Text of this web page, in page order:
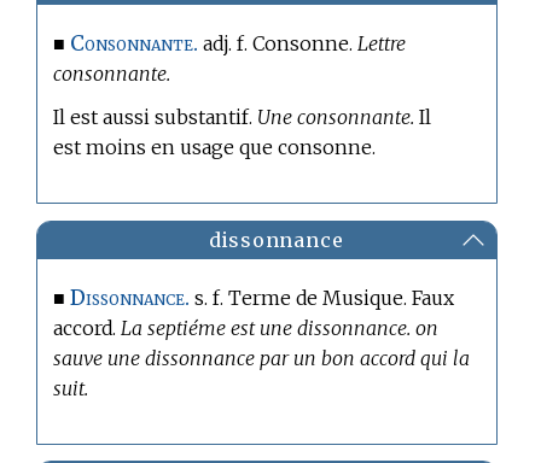
■ Consonnante. adj. f. Consonne.Lettre
consonnante.
Il est aussi substantif. Une consonnante. Il
est moins en usage que consonne.
dissonnance
■Dissonnance. s. f.Terme de Musique. Faux
accord. La septiéme est une dissonnance. on
sauve une dissonnance par un bon accord qui la
suit.